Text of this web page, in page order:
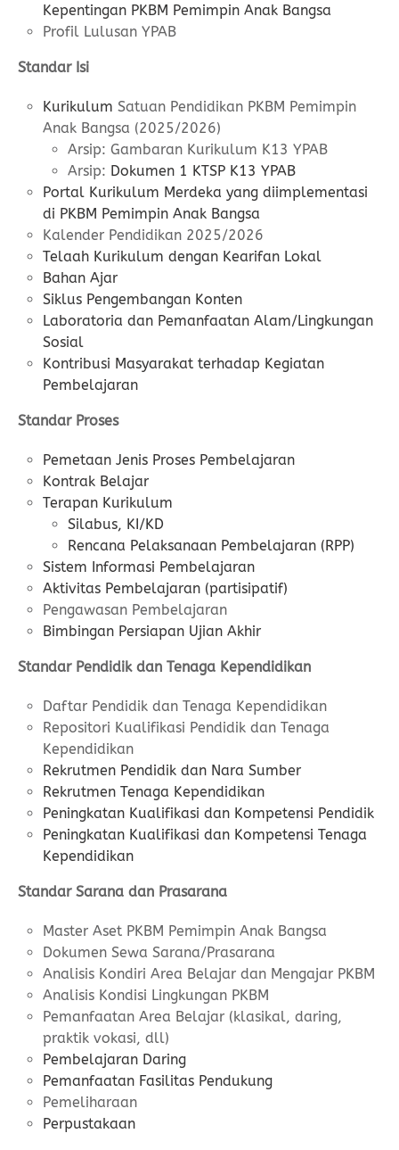
Kepentingan PKBM Pemimpin Anak Bangsa
Profil Lulusan YPAB
Standar Isi
Kurikulum Satuan Pendidikan PKBM Pemimpin
Anak Bangsa (2025/2026)
Arsip: Gambaran Kurikulum K13 YPAB
Arsip: Dokumen 1 KTSP K13 YPAB
Portal Kurikulum Merdeka yang diimplementasi
di PKBM Pemimpin Anak Bangsa
Kalender Pendidikan 2025/2026
Telaah Kurikulum dengan Kearifan Lokal
Bahan Ajar
Siklus Pengembangan Konten
Laboratoria dan Pemanfaatan Alam/Lingkungan
Sosial
Kontribusi Masyarakat terhadap Kegiatan
Pembelajaran
Standar Proses
Pemetaan Jenis Proses Pembelajaran
Kontrak Belajar
Terapan Kurikulum
Silabus, KI/KD
Rencana Pelaksanaan Pembelajaran (RPP)
Sistem Informasi Pembelajaran
Aktivitas Pembelajaran (partisipatif)
Pengawasan Pembelajaran
Bimbingan Persiapan Ujian Akhir
Standar Pendidik dan Tenaga Kependidikan
Daftar Pendidik dan Tenaga Kependidikan
Repositori Kualifikasi Pendidik dan Tenaga
Kependidikan
Rekrutmen Pendidik dan Nara Sumber
Rekrutmen Tenaga Kependidikan
Peningkatan Kualifikasi dan Kompetensi Pendidik
Peningkatan Kualifikasi dan Kompetensi Tenaga
Kependidikan
Standar Sarana dan Prasarana
Master Aset PKBM Pemimpin Anak Bangsa
Dokumen Sewa Sarana/Prasarana
Analisis Kondiri Area Belajar dan Mengajar PKBM
Analisis Kondisi Lingkungan PKBM
Pemanfaatan Area Belajar (klasikal, daring,
praktik vokasi, dll)
Pembelajaran Daring
Pemanfaatan Fasilitas Pendukung
Pemeliharaan
Perpustakaan